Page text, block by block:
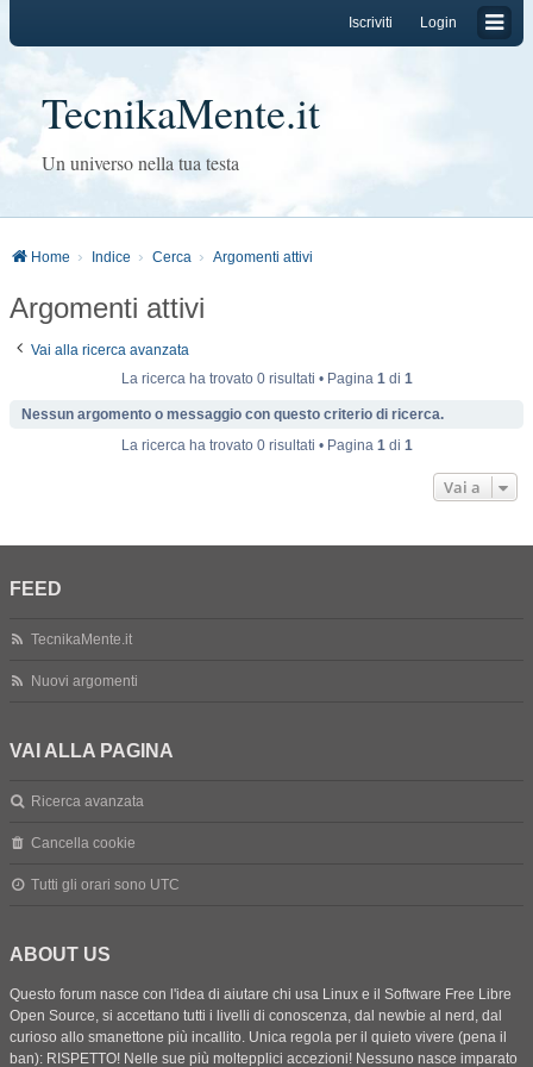
Login
Iscriviti
TecnikaMente.it
Un universo nella tua testa
Home Indice Cerca Argomenti attivi
Argomenti attivi
Vai alla ricerca avanzata
La ricerca ha trovato 0 risultati • Pagina 1di 1
Nessun argomento o messaggio con questo criterio di ricerca.
La ricerca ha trovato 0 risultati • Pagina 1di 1
Vai a
FEED
TecnikaMente.it
Nuovi argomenti
VAI ALLA PAGINA
Ricerca avanzata
Cancella cookie
Tutti gli orari sono UTC
ABOUT US
Questo forum nasce con l'idea di aiutare chi usa Linux e il Software Free Libre
Open Source, si accettano tutti i livelli di conoscenza, dal newbie al nerd, dal
curioso allo smanettone più incallito. Unica regola per il quieto vivere (pena il
ban): RISPETTO! Nelle sue più moltepplici accezioni! Nessuno nasce imparato